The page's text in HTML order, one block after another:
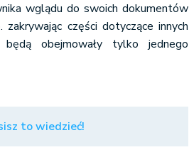
wglądu do swoich dokumentów
części dotyczące innych
obejmowały tylko jednego
to wiedzieć!